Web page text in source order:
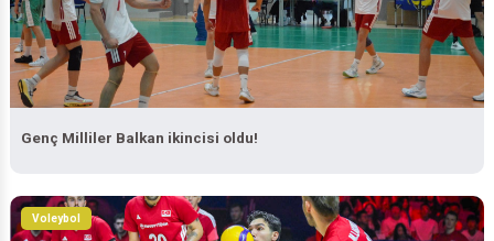
Genç Milliler Balkan ikincisi oldu!
Voleybol